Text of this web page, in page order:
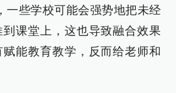
一些学校可能会强势地把未经
课堂上，这也导致融合效果
能教育教学，反而给老师和